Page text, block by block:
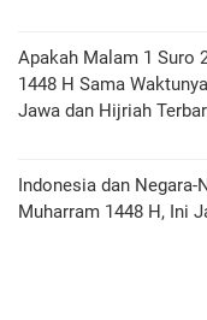
Apakah Malam 1 Suro
1448 H Sama
Jawa dan Hijriah
Indonesia dan Negara-
Muharram 1448 H, Ini